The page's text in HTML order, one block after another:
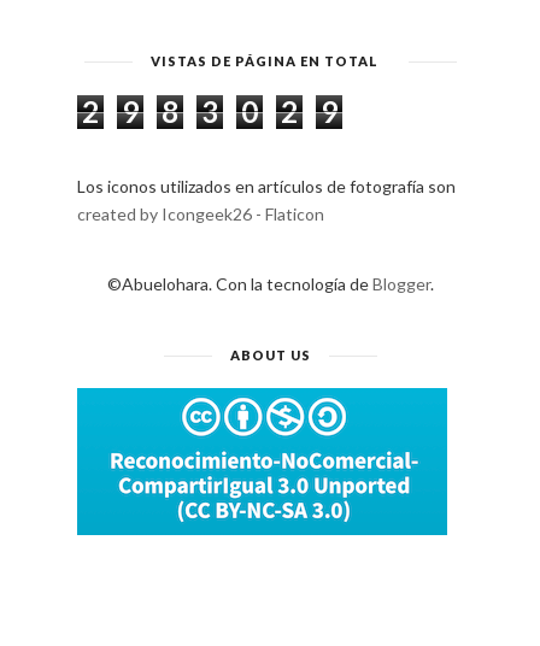
VISTAS DE PÁGINA EN TOTAL
2 9 8 3 0 2 9
Los iconos utilizados en artículos de fotografía son
created by Icongeek26 - Flaticon
©Abuelohara. Con la tecnología deBlogger.
ABOUT US